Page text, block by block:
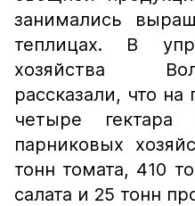
занимались
теплицах. В
хозяйства
рассказали, что
четыре
парниковых
тонн томата, 410
салата и 25 тонн